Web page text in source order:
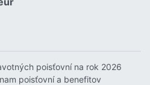
poisťovní na rok 2026
poisťovní a benefitov